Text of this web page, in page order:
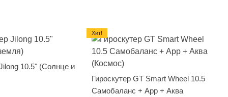
10.5" (Солнце и
Гироскутер GT Smart Wheel 10.5
Самобаланс + App + Аква
Хит!